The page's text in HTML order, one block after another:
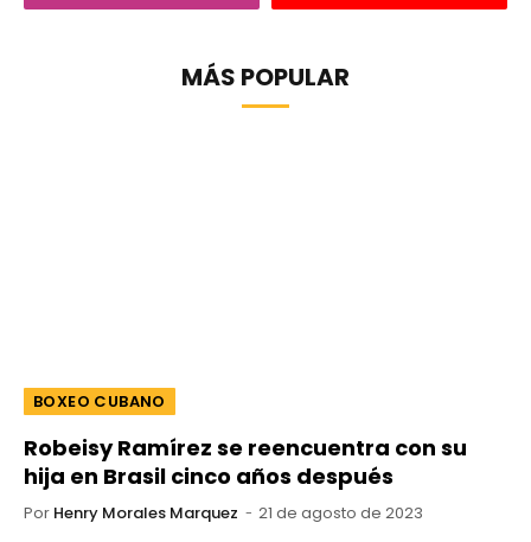
MÁS POPULAR
BOXEO CUBANO
Robeisy Ramírez se reencuentra con su
hija en Brasil cinco años después
Por Henry Morales Marquez 21 de agosto de 2023